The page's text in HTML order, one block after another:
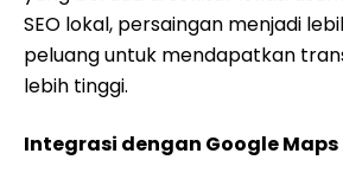
SEO lokal, persaingan menjadi
peluang untuk mendapatkan
lebih tinggi.
Integrasi dengan Google Maps